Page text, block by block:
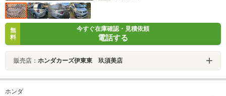
無
料
今すぐ在庫確認・見積依頼
電話する
販売店： ホンダカーズ伊東東 玖須美店
ホンダ